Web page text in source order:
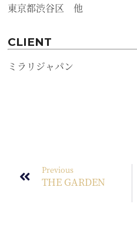
東京都渋谷区 他
CLIENT
ミラリジャパン
Previous
THE GARDEN